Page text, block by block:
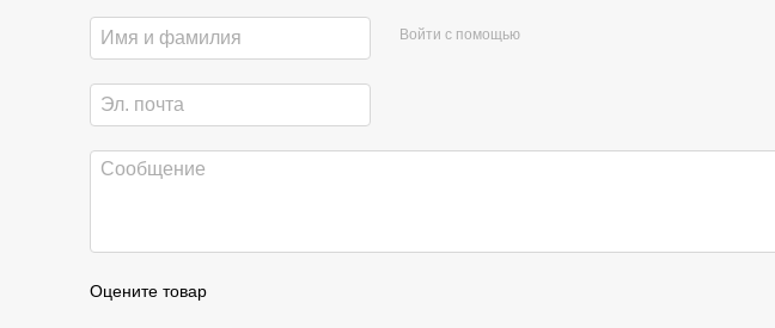
Войти с помощью
Оцените товар